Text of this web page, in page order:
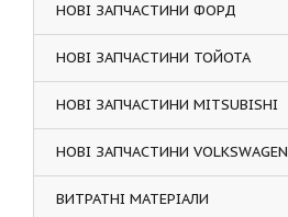
НОВІ ЗАПЧАСТИНИ ФОРД
НОВІ ЗАПЧАСТИНИ ТОЙОТА
НОВІ ЗАПЧАСТИНИ MITSUBISHI
НОВІ ЗАПЧАСТИНИ VOLKSWAGEN
ВИТРАТНІ МАТЕРІАЛИ